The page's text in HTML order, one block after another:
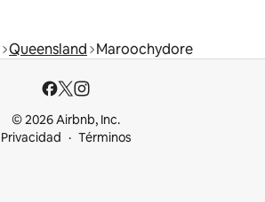
Queensland Maroochydore
© 2026 Airbnb, Inc.
Privacidad
Términos